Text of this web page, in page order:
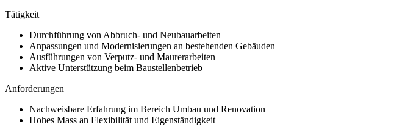
Tätigkeit
Durchführung von Abbruch- und Neubauarbeiten
Anpassungen und Modernisierungen an bestehenden Gebäuden
Ausführungen von Verputz- und Maurerarbeiten
Aktive Unterstützung beim Baustellenbetrieb
Anforderungen
Nachweisbare Erfahrung im Bereich Umbau und Renovation
Hohes Mass an Flexibilität und Eigenständigkeit